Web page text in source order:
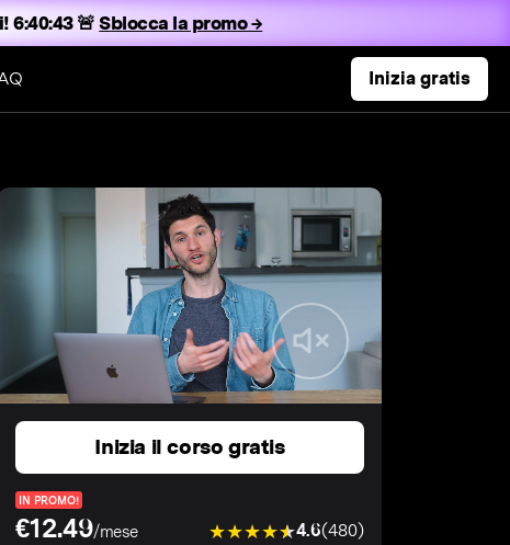
6:40:42 🚨 Sblocca la promo →
Inizia gratis
Inizia il corso gratis
IN PROMO!
€12.49/mese
4.6(480)